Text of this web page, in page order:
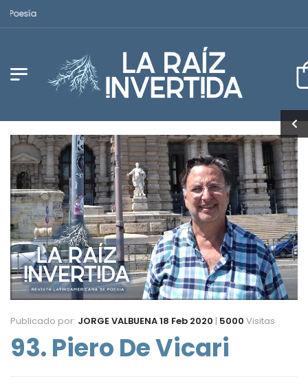
Publicado por: JORGE VALBUENA18 Feb 2020 | 5000 Visitas
93. Piero De Vicari